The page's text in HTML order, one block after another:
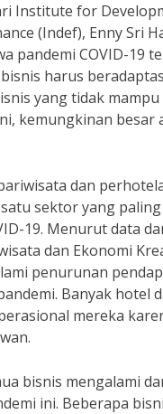
Institute for
(Indef), Enny Sri
pandemi COVID-19
harus
yang tidak
kemungkinan besar
dan
sektor yang
19. Menurut data
dan Ekonomi
penurunan
Banyak hotel
mereka
bisnis mengalami
ini. Beberapa